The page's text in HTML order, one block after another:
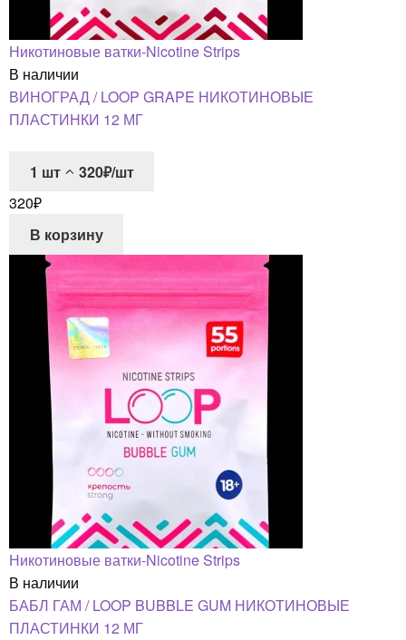
Никотиновые ватки-Nicotine Strips
В наличии
ВИНОГРАД / LOOP GRAPE НИКОТИНОВЫЕ
ПЛАСТИНКИ 12 МГ
1 шт
320₽/шт
320₽
В корзину
Никотиновые ватки-Nicotine Strips
В наличии
БАБЛ ГАМ / LOOP BUBBLE GUM НИКОТИНОВЫЕ
ПЛАСТИНКИ 12 МГ